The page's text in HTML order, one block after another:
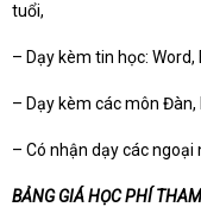
tuổi,
– Dạy kèm tin học: Word,
– Dạy kèm các môn Đàn,
– Có nhận dạy các ngoại
BẢNG GIÁ HỌC PHÍ